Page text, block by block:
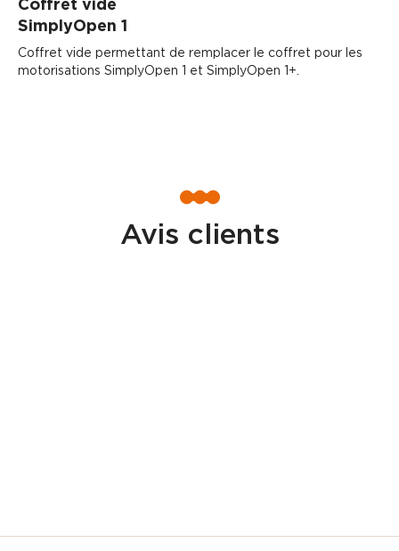
Coffret vide
SimplyOpen 1
Coffret vide permettant de remplacer le coffret pour les
motorisations SimplyOpen 1 et SimplyOpen 1+.
Avis clients